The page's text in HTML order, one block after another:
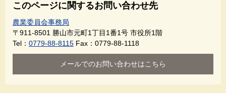
このページに関するお問い合わせ先
農業委員会事務局
〒911-8501 勝山市元町1丁目1番1号 市役所1階
Tel： 0779-88-8115 Fax：0779-88-1118
メールでのお問い合わせはこちら